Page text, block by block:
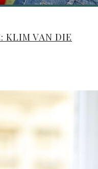
KLIM VAN DIE